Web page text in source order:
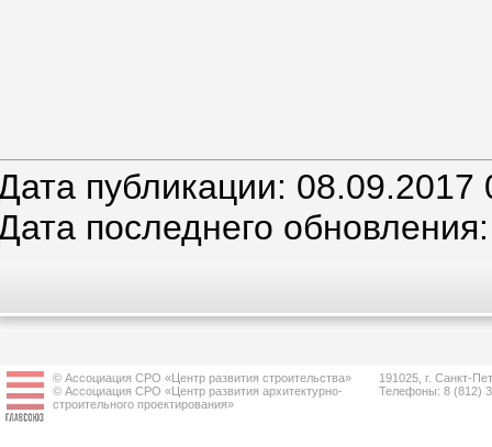
публикации: 08.09.2017
последнего
© Ассоциация СРО «Центр развития строительства»
© Ассоциация СРО «Центр развития архитектурно-
строительного проектирования»
191025, г. Санкт-
Телефоны: 8 (812)